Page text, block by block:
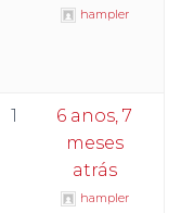
hampler
1
6 anos, 7
meses
atrás
hampler